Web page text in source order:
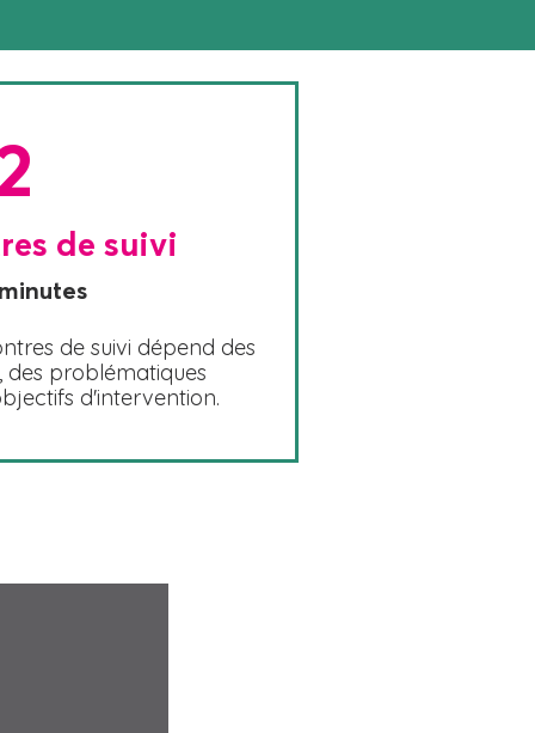
de suivi
de suivi dépend des
des problématiques
d'intervention.